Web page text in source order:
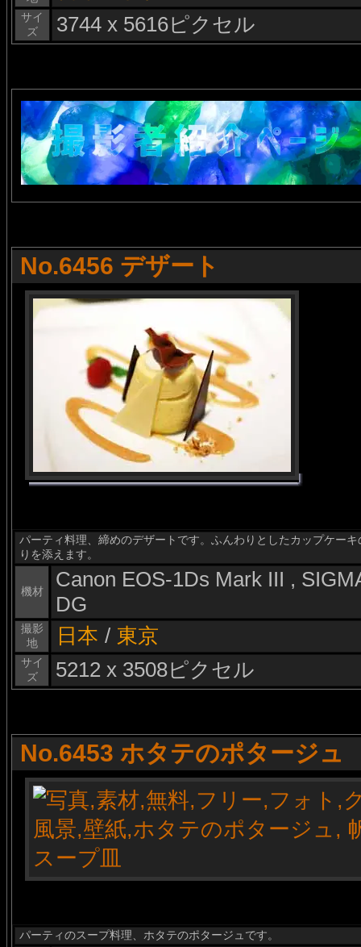
サイ
ズ
3744 x 5616ピクセル
No.6456 デザート
パーティ料理、締めのデザートです。ふんわりとしたカップケー
りを添えます。
機材
Canon EOS-1Ds Mark III ,
DG
撮影
地
日本 / 東京
サイ
ズ
5212 x 3508ピクセル
No.6453 ホタテのポタージュ
パーティのスープ料理、ホタテのポタージュです。